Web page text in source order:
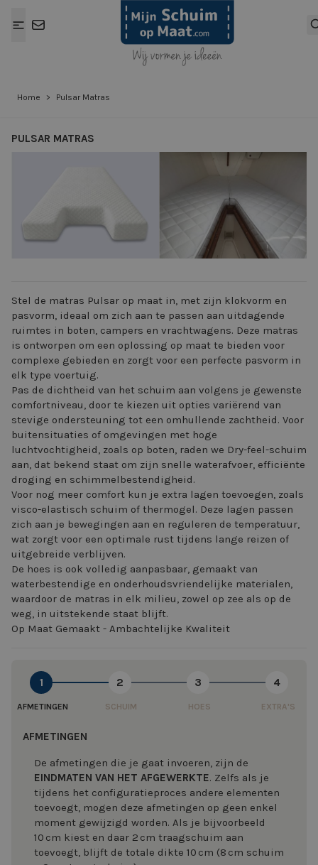
Home > Pulsar Matras
PULSAR MATRAS
View larger
Stel de matras Pulsar op maat in, met zijn klokvorm en
pasvorm, ideaal om zich aan te passen aan uitdagende
ruimtes in boten, campers en vrachtwagens. Deze matras
is ontworpen om een oplossing op maat te bieden voor
complexe gebieden en zorgt voor een perfecte pasvorm in
elk type voertuig.
Pas de dichtheid van het schuim aan volgens je gewenste
comfortniveau, door te kiezen uit opties variërend van
stevige ondersteuning tot een omhullende zachtheid. Voor
buitensituaties of omgevingen met hoge
luchtvochtigheid, zoals op boten, raden we Dry-feel-schuim
aan, dat bekend staat om zijn snelle waterafvoer, efficiënte
droging en schimmelbestendigheid.
Voor nog meer comfort kun je extra lagen toevoegen, zoals
visco-elastisch schuim of thermogel. Deze lagen passen
zich aan je bewegingen aan en reguleren de temperatuur,
wat zorgt voor een optimale rust tijdens lange reizen of
uitgebreide verblijven.
De hoes is ook volledig aanpasbaar, gemaakt van
waterbestendige en onderhoudsvriendelijke materialen,
waardoor de matras in elk milieu, zowel op zee als op de
weg, in uitstekende staat blijft.
Op Maat Gemaakt - Ambachtelijke Kwaliteit
1
AFMETINGEN
2
SCHUIM
3
HOES
4
EXTRA'S
AFMETINGEN
De afmetingen die je gaat invoeren, zijn de
EINDMATEN VAN HET AFGEWERKTE. Zelfs als je
tijdens het configuratieproces andere elementen
toevoegt, mogen deze afmetingen op geen enkel
moment gewijzigd worden. Als je bijvoorbeeld
10 cm kiest en daar 2 cm traagschuim aan
toevoegt, blijft de totale dikte 10 cm (8 cm schuim